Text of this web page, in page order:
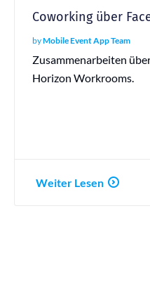
Coworking über
byMobile Event App Team
Zusammenarbeiten
Horizon Workrooms.
Weiter Lesen